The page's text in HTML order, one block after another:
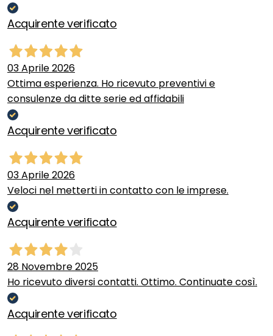
Acquirente verificato
03 Aprile 2026
Ottima esperienza. Ho ricevuto preventivi e
consulenze da ditte serie ed affidabili
Acquirente verificato
03 Aprile 2026
Veloci nel metterti in contatto con le imprese.
Acquirente verificato
28 Novembre 2025
Ho ricevuto diversi contatti. Ottimo. Continuate così.
Acquirente verificato